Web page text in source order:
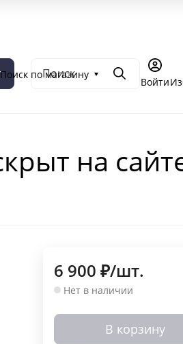
Поиск по магазину ПоискВойти
на
6 900 ₽/шт.
Нет в наличии
В корзину